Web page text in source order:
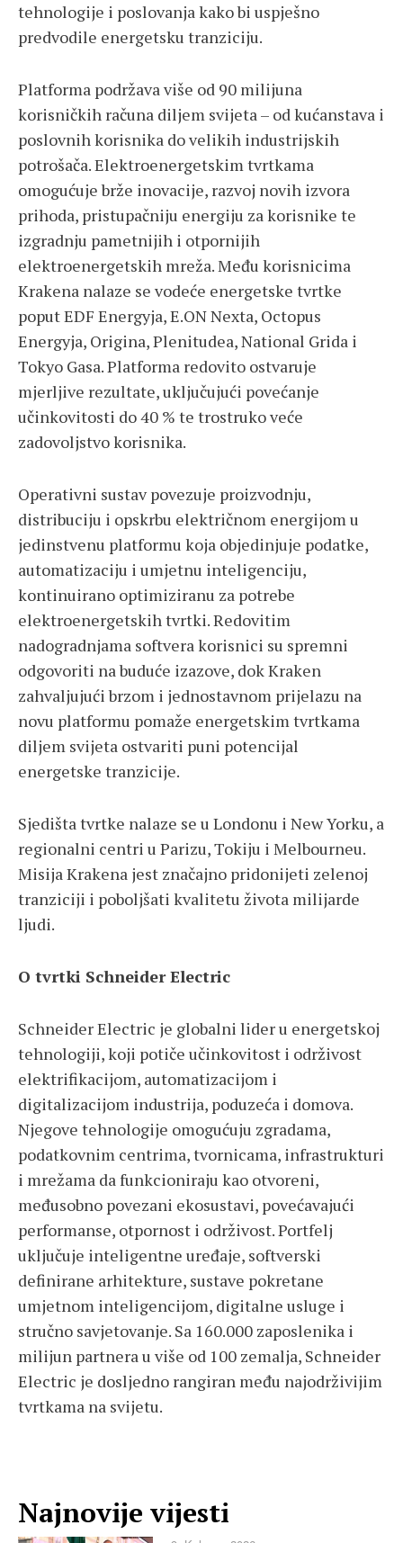
tehnologije i poslovanja kako bi uspješno
predvodile energetsku tranziciju.
Platforma podržava više od 90 milijuna
korisničkih računa diljem svijeta – od kućanstava i
poslovnih korisnika do velikih industrijskih
potrošača. Elektroenergetskim tvrtkama
omogućuje brže inovacije, razvoj novih izvora
prihoda, pristupačniju energiju za korisnike te
izgradnju pametnijih i otpornijih
elektroenergetskih mreža. Među korisnicima
Krakena nalaze se vodeće energetske tvrtke
poput EDF Energyja, E.ON Nexta, Octopus
Energyja, Origina, Plenitudea, National Grida i
Tokyo Gasa. Platforma redovito ostvaruje
mjerljive rezultate, uključujući povećanje
učinkovitosti do 40 % te trostruko veće
zadovoljstvo korisnika.
Operativni sustav povezuje proizvodnju,
distribuciju i opskrbu električnom energijom u
jedinstvenu platformu koja objedinjuje podatke,
automatizaciju i umjetnu inteligenciju,
kontinuirano optimiziranu za potrebe
elektroenergetskih tvrtki. Redovitim
nadogradnjama softvera korisnici su spremni
odgovoriti na buduće izazove, dok Kraken
zahvaljujući brzom i jednostavnom prijelazu na
novu platformu pomaže energetskim tvrtkama
diljem svijeta ostvariti puni potencijal
energetske tranzicije.
Sjedišta tvrtke nalaze se u Londonu i New Yorku, a
regionalni centri u Parizu, Tokiju i Melbourneu.
Misija Krakena jest značajno pridonijeti zelenoj
tranziciji i poboljšati kvalitetu života milijarde
ljudi.
O tvrtki Schneider Electric
Schneider Electric je globalni lider u energetskoj
tehnologiji, koji potiče učinkovitost i održivost
elektrifikacijom, automatizacijom i
digitalizacijom industrija, poduzeća i domova.
Njegove tehnologije omogućuju zgradama,
podatkovnim centrima, tvornicama, infrastrukturi
i mrežama da funkcioniraju kao otvoreni,
međusobno povezani ekosustavi, povećavajući
performanse, otpornost i održivost. Portfelj
uključuje inteligentne uređaje, softverski
definirane arhitekture, sustave pokretane
umjetnom inteligencijom, digitalne usluge i
stručno savjetovanje. Sa 160.000 zaposlenika i
milijun partnera u više od 100 zemalja, Schneider
Electric je dosljedno rangiran među najodrživijim
tvrtkama na svijetu.
Najnovije vijesti